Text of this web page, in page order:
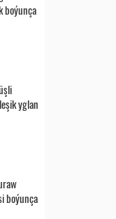
boýunça
yglan
boýunça